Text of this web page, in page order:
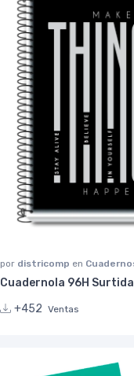
por districomp en
Cuadernola 96H
+452 Ventas